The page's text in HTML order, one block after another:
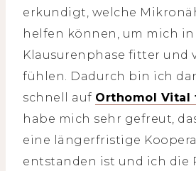
erkundigt, welche
helfen können, um mich
Klausurenphase fitter und
fühlen. Dadurch bin ich
schnell auf Orthomol Vital
habe mich sehr gefreut,
eine längerfristige
entstanden ist und ich die